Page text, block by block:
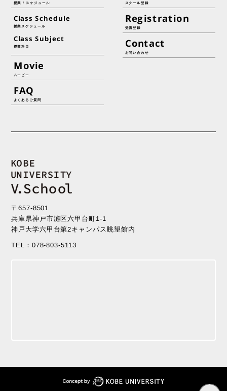
授業 / スケジュール
Class Schedule
授業スケジュール
Class Subject
授業科目
Movie
ムービー
FAQ
よくあるご質問
スクール登録
Registration
受講登録
Contact
お問い合わせ
〒657-8501
兵庫県神戸市灘区六甲台町1-1
神戸大学六甲台第2キャンパス眺望館内
TEL：078-803-5113